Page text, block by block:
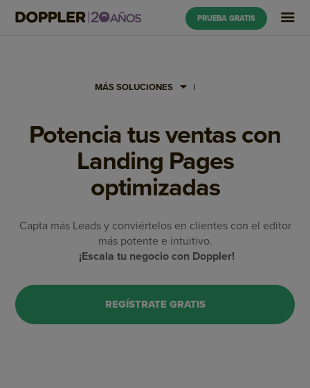
PRUEBA GRATIS
MÁS SOLUCIONES
Potencia tus ventas con
Landing Pages
optimizadas
Capta más Leads y conviértelos en clientes con el editor
más potente e intuitivo.
¡Escala tu negocio con Doppler!
REGÍSTRATE GRATIS